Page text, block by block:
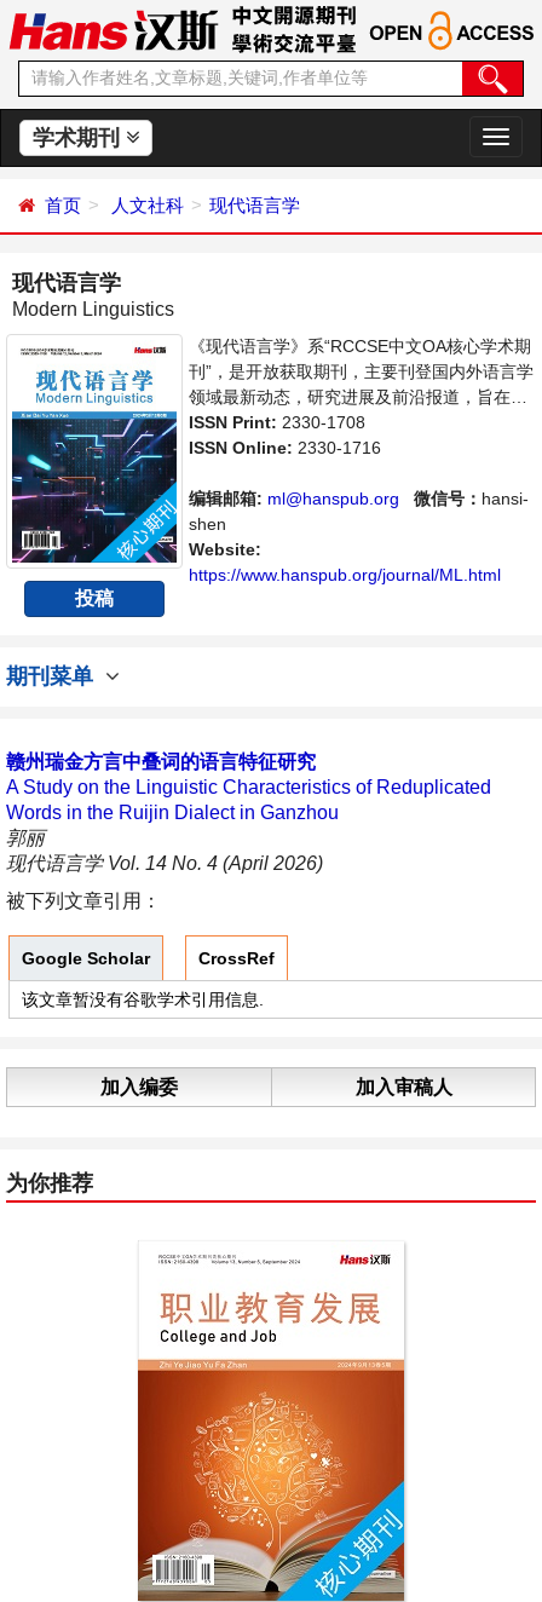
学术期刊
切
换
首页 人文社科 现代语言学
现代语言学
Modern Linguistics
投稿
《现代语言学》系“RCCSE中文OA核心学术期
刊”，是开放获取期刊，主要刊登国内外语言学
领域最新动态，研究进展及前沿报道，旨在给
世界范围内的科学家、学者、科研人员提供一
个传播、分享和讨论语言学领域内不同方向问
ISSN Print: 2330-1708
ISSN Online: 2330-1716
编辑邮箱: ml@hanspub.org 微信号： hansi-
shen
Website:
https://www.hanspub.org/journal/ML.html
期刊菜单
赣州瑞金方言中叠词的语言特征研究
A Study on the Linguistic Characteristics of Reduplicated
Words in the Ruijin Dialect in Ganzhou
郭丽
现代语言学 Vol. 14 No. 4 (April 2026)
被下列文章引用：
Google Scholar CrossRef
该文章暂没有谷歌学术引用信息.
加入编委 加入审稿人
为你推荐